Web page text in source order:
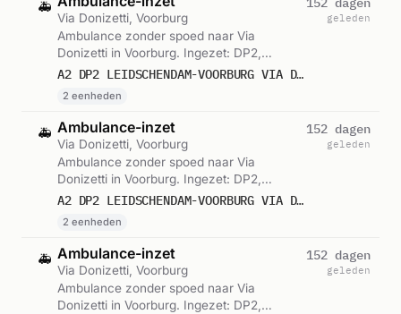
🚑
Via Donizetti, Voorburg
Ambulance zonder spoed naar Via
Donizetti in Voorburg. Ingezet: DP2,
Voorwaardescheppend. Gemeld om 08:09.A2 DP2 LEIDSCHENDAM-VOORBURG VIA DONIZETTI VOORB VWS 15105
2 eenheden
geleden
🚑 Ambulance-inzet
Via Donizetti, Voorburg
Ambulance zonder spoed naar Via
Donizetti in Voorburg. Ingezet: DP2,
Voorwaardescheppend. Gemeld om 08:14.A2 DP2 LEIDSCHENDAM-VOORBURG VIA DONIZETTI VOORB VWS 15103
2 eenheden
152 dagen
geleden
🚑 Ambulance-inzet
Via Donizetti, Voorburg
Ambulance zonder spoed naar Via
Donizetti in Voorburg. Ingezet: DP2,
152 dagen
geleden